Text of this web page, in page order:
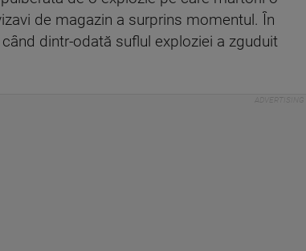
de magazin a surprins momentul. În
dintr-odată suflul exploziei a zguduit